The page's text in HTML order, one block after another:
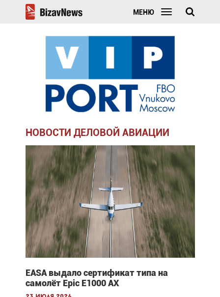
МЕНЮ
НОВОСТИ ДЕЛОВОЙ АВИАЦИИ
EASA выдало сертификат типа на
самолёт Epic E1000 AX